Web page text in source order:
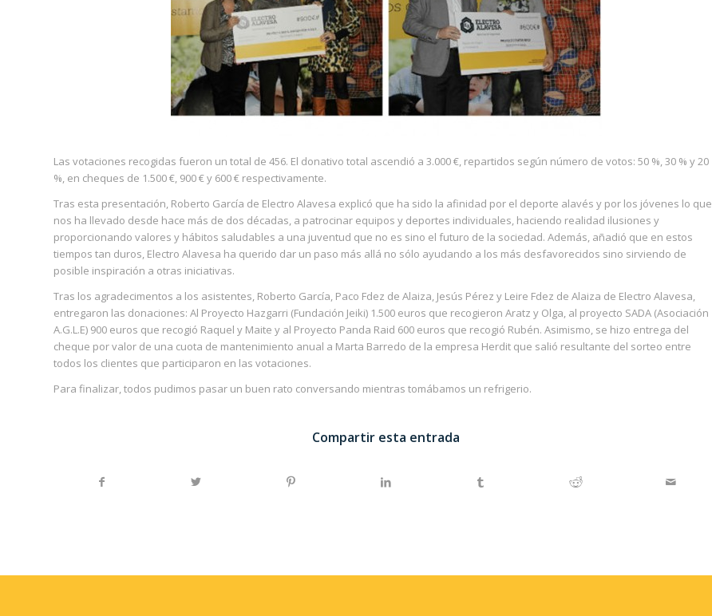
Las votaciones recogidas fueron un total de 456. El donativo total ascendió a 3.000 €, repartidos según número de votos: 50 %, 30 % y 20
%, en cheques de 1.500 €, 900 € y 600 € respectivamente.
Tras esta presentación, Roberto García de Electro Alavesa explicó que ha sido la afinidad por el deporte alavés y por los jóvenes lo que
nos ha llevado desde hace más de dos décadas, a patrocinar equipos y deportes individuales, haciendo realidad ilusiones y
proporcionando valores y hábitos saludables a una juventud que no es sino el futuro de la sociedad. Además, añadió que en estos
tiempos tan duros, Electro Alavesa ha querido dar un paso más allá no sólo ayudando a los más desfavorecidos sino sirviendo de
posible inspiración a otras iniciativas.
Tras los agradecimentos a los asistentes, Roberto García, Paco Fdez de Alaiza, Jesús Pérez y Leire Fdez de Alaiza de Electro Alavesa,
entregaron las donaciones: Al Proyecto Hazgarri (Fundación Jeiki) 1.500 euros que recogieron Aratz y Olga, al proyecto SADA (Asociación
A.G.L.E) 900 euros que recogió Raquel y Maite y al Proyecto Panda Raid 600 euros que recogió Rubén. Asimismo, se hizo entrega del
cheque por valor de una cuota de mantenimiento anual a Marta Barredo de la empresa Herdit que salió resultante del sorteo entre
todos los clientes que participaron en las votaciones.
Para finalizar, todos pudimos pasar un buen rato conversando mientras tomábamos un refrigerio.
Compartir esta entrada